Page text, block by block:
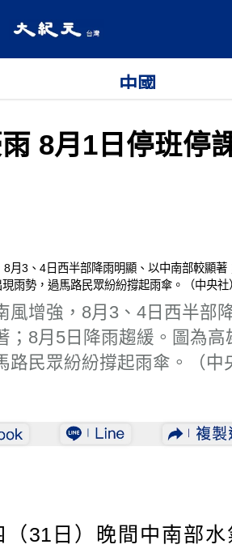
中國
8月1日停班停
風增強，8月3、4日西半部
；8月5日降雨趨緩。圖為高
路民眾紛紛撐起雨傘。（中
31日）晚間中南部水